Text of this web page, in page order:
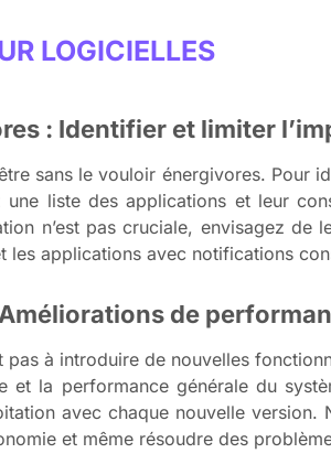
LOGICIELLES
: Identifier et limiter
sans le vouloir énergivores. Pour
liste des applications et leur
n’est pas cruciale, envisagez de
les applications avec notifications
de
à introduire de nouvelles
et la performance générale du
avec chaque nouvelle
et même résoudre des